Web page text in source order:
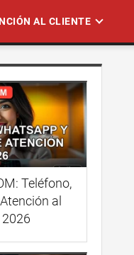
AL CLIENTE
Teléfono,
al